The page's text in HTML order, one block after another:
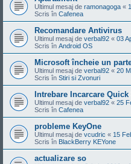
Ultimul mesaj de ramonagoga «
Scris în Cafenea
Recomandare Antivirus
Ultimul mesaj de verbal92 « 03
Scris în Android OS
Microsoft încheie un
Ultimul mesaj de verbal92 « 20
Scris în Stiri si Zvonuri
Intrebare Incarcare Quick
Ultimul mesaj de verbal92 « 25
Scris în Cafenea
probleme KeyOne
Ultimul mesaj de vcudric « 15
Scris în BlackBerry KEYone
actualizare so